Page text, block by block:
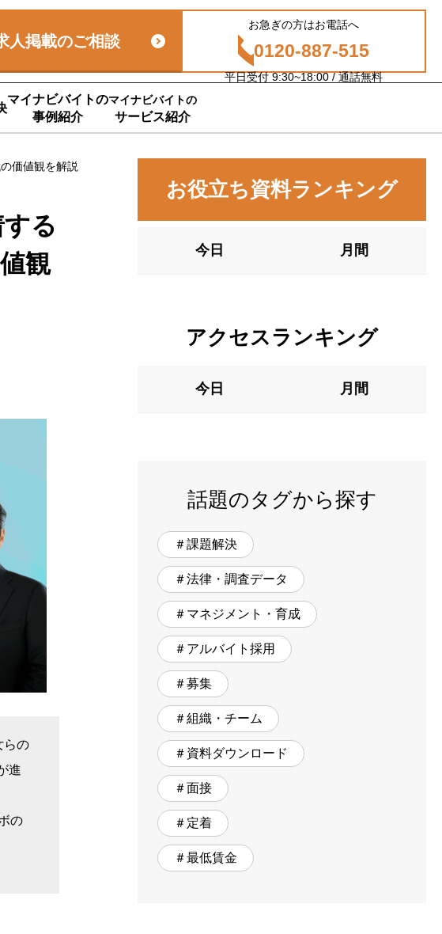
人掲載のご相談
お急ぎの方はお電話へ
0120-887-515
平日受付 9:30~18:00 / 通話無料
マイナビバイトの
事例紹介
マイナビバイトの
サービス紹介
価値観を解説
る
観
らの
進
の
お役立ち資料ランキング
今日 月間
アクセスランキング
今日 月間
話題のタグから探す
＃課題解決
＃法律・調査データ
＃マネジメント・育成
＃アルバイト採用
＃募集
＃組織・チーム
＃資料ダウンロード
＃面接
＃定着
＃最低賃金